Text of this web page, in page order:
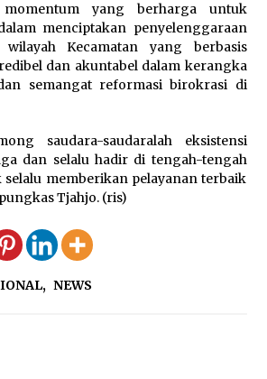
momentum yang berharga untuk
menciptakan penyelenggaraan
Kecamatan yang berbasis
dan akuntabel dalam kerangka
semangat reformasi birokrasi di
saudara-saudaralah eksistensi
dan selalu hadir di tengah-tengah
selalu memberikan pelayanan terbaik
Tjahjo. (ris)
, NEWS